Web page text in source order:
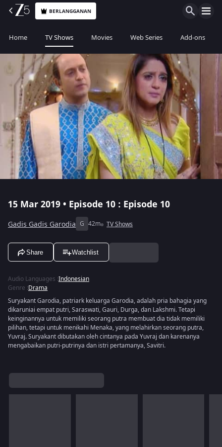
BERLANGGANAN
Home TV Shows Movies Web Series Add-ons
15 Mar 2019 • Episode 10 : Episode 10
Gadis Gadis Garodia G 42m TV Shows
Share Watchlist
Audio Languages :Indonesian
Genre :Drama
Suryakant Garodia, patriark keluarga Garodia, adalah pria bahagia yang
dikaruniai empat putri, Saraswati, Gauri, Durga, dan Lakshmi. Tetapi
keinginannya untuk memiliki seorang putra membuat dia tidak memiliki
pilihan, tetapi untuk menikahi Menaka, yang melahirkan seorang putra,
Yuvraj. Suryakant dibutakan oleh cintanya pada Yuvraj dan karenanya
mengabaikan putri-putrinya dan istri pertamanya, Savitri.